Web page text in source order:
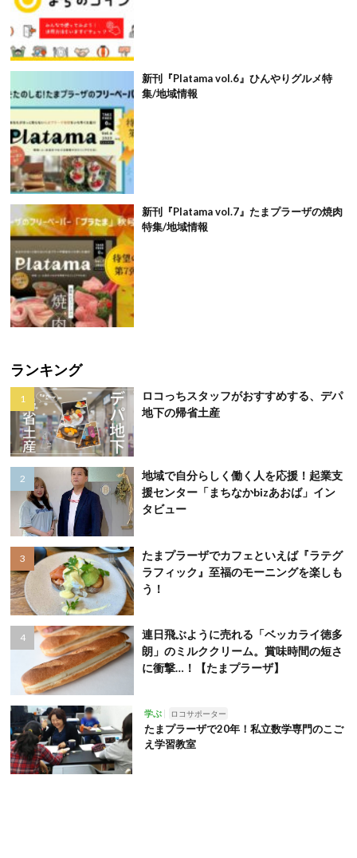
新刊『Platama vol.6』ひんやりグルメ特
集/地域情報
新刊『Platama vol.7』たまプラーザの焼肉
特集/地域情報
ランキング
ロコっちスタッフがおすすめする、デパ
地下の帰省土産
地域で自分らしく働く人を応援！起業支
援センター「まちなかbizあおば」イン
タビュー
たまプラーザでカフェといえば『ラテグ
ラフィック』至福のモーニングを楽しも
う！
連日飛ぶように売れる「ベッカライ徳多
朗」のミルククリーム。賞味時間の短さ
に衝撃…！【たまプラーザ】
学ぶ ロコサポーター
たまプラーザで20年！私立数学専門のこご
え学習教室